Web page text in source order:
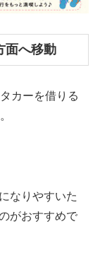
面へ移動
カーを借りる
なりやすいた
がおすすめで